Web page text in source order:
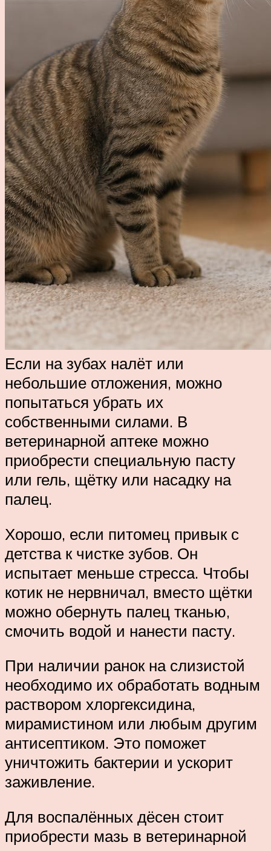
Если на зубах налёт или
небольшие отложения, можно
попытаться убрать их
собственными силами. В
ветеринарной аптеке можно
приобрести специальную пасту
или гель, щётку или насадку на
палец.
Хорошо, если питомец привык с
детства к чистке зубов. Он
испытает меньше стресса. Чтобы
котик не нервничал, вместо щётки
можно обернуть палец тканью,
смочить водой и нанести пасту.
При наличии ранок на слизистой
необходимо их обработать водным
раствором хлоргексидина,
мирамистином или любым другим
антисептиком. Это поможет
уничтожить бактерии и ускорит
заживление.
Для воспалённых дёсен стоит
приобрести мазь в ветеринарной